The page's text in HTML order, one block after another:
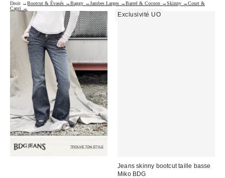
Droit →Bootcut & Évasés →Baggy →Jambes Larges →Barrel & Cocoon →Skinny →Court &
Capri →
Exclusivité UO
Jeans skinny bootcut taille basse
Miko BDG